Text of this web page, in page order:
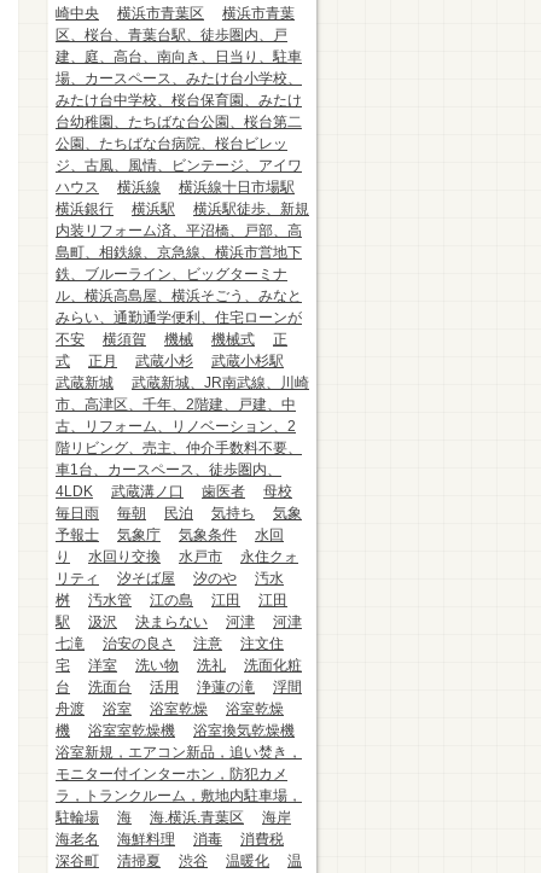
崎中央
横浜市青葉区
横浜市青葉
区、桜台、青葉台駅、徒歩圏内、戸
建、庭、高台、南向き、日当り、駐車
場、カースペース、みたけ台小学校、
みたけ台中学校、桜台保育園、みたけ
台幼稚園、たちばな台公園、桜台第二
公園、たちばな台病院、桜台ビレッ
ジ、古風、風情、ビンテージ、アイワ
ハウス
横浜線
横浜線十日市場駅
横浜銀行
横浜駅
横浜駅徒歩、新規
内装リフォーム済、平沼橋、戸部、高
島町、相鉄線、京急線、横浜市営地下
鉄、ブルーライン、ビッグターミナ
ル、横浜高島屋、横浜そごう、みなと
みらい、通勤通学便利、住宅ローンが
不安
横須賀 機械 機械式
正
式
正月 武蔵小杉
武蔵小杉駅
武蔵新城
武蔵新城、JR南武線、川崎
市、高津区、千年、2階建、戸建、中
古、リフォーム、リノベーション、2
階リビング、売主、仲介手数料不要、
車1台、カースペース、徒歩圏内、
4LDK
武蔵溝ノ口 歯医者
母校
毎日雨
毎朝 民泊 気持ち
気象
予報士
気象庁 気象条件
水回
り
水回り交換 水戸市
永住クォ
リティ
汐そば屋 汐のや
汚水
桝
汚水管 江の島 江田
江田
駅
汲沢 決まらない 河津
河津
七滝
治安の良さ 注意
注文住
宅
洋室 洗い物 洗礼
洗面化粧
台
洗面台 活用 浄蓮の滝
浮間
舟渡
浴室 浴室乾燥
浴室乾燥
機
浴室室乾燥機
浴室換気乾燥機
浴室新規，エアコン新品，追い焚き，
モニター付インターホン，防犯カメ
ラ，トランクルーム，敷地内駐車場，
駐輪場
海 海.横浜.青葉区
海岸
海老名
海鮮料理 消毒
消費税
深谷町
清掃夏 渋谷 温暖化
温